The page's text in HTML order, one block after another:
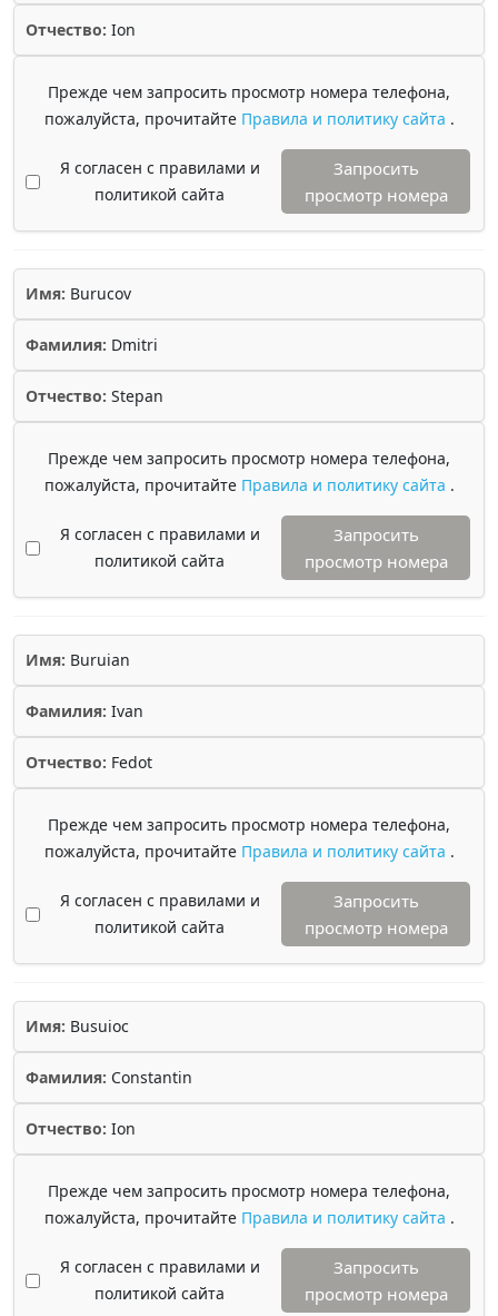
Отчество: Ion
Прежде чем запросить просмотр номера телефона,
пожалуйста, прочитайте Правила и политику сайта .
Я согласен с правилами и
политикой сайта
Запросить
просмотр номера
Имя: Burucov
Фамилия: Dmitri
Отчество: Stepan
Прежде чем запросить просмотр номера телефона,
пожалуйста, прочитайте Правила и политику сайта .
Я согласен с правилами и
политикой сайта
Запросить
просмотр номера
Имя: Buruian
Фамилия: Ivan
Отчество: Fedot
Прежде чем запросить просмотр номера телефона,
пожалуйста, прочитайте Правила и политику сайта .
Я согласен с правилами и
политикой сайта
Запросить
просмотр номера
Имя: Busuioc
Фамилия: Constantin
Отчество: Ion
Прежде чем запросить просмотр номера телефона,
пожалуйста, прочитайте Правила и политику сайта .
Я согласен с правилами и
политикой сайта
Запросить
просмотр номера